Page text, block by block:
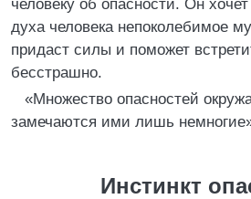
человеку об опасности. Он
духа человека непоколебимое
придаст силы и поможет
бесстрашно.
«Множество опасностей
замечаются ими лишь
Инстинкт